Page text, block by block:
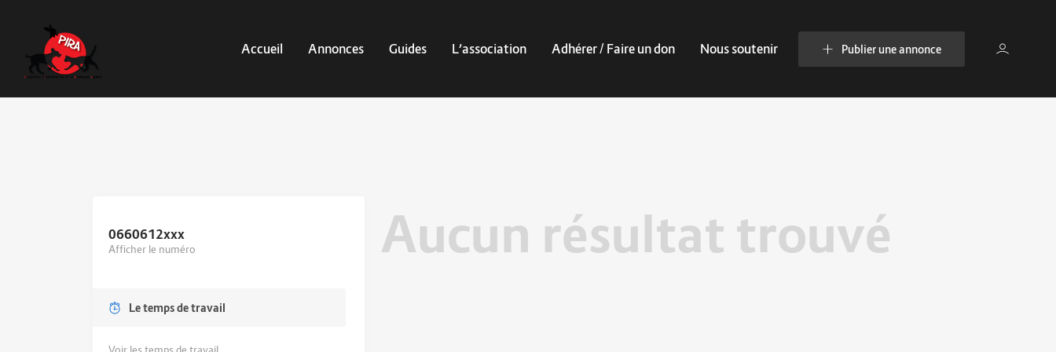
Accueil Annonces Guides L’association Adhérer / Faire un don Nous soutenir Publier une annonce
0660612xxx
Afficher le numéro
Le temps de travail
Aucun résultat trouvé